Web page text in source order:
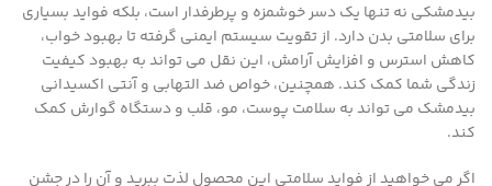
بیدمشکی نه تنها یک دسر خوشمزه و پرطرفدار است، بلکه فواید بسیاری
برای سلامتی بدن دارد. از تقویت سیستم ایمنی گرفته تا بهبود خواب،
کاهش استرس و افزایش آرامش، این نقل می تواند به بهبود کیفیت
زندگی شما کمک کند. همچنین، خواص ضد التهابی و آنتی اکسیدانی
بیدمشک می تواند به سلامت پوست، مو، قلب و دستگاه گوارش کمک
کند.
اگر می خواهید از فواید سلامتی این محصول لذت ببرید و آن را در جشن